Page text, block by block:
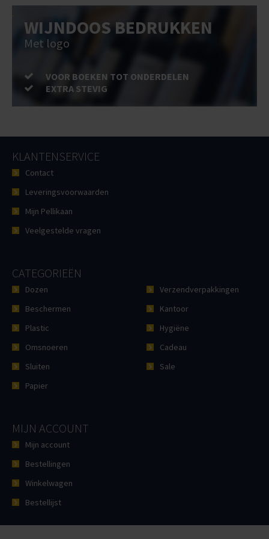
WIJNDOOS BEDRUKKEN
Met logo
VOOR BOEKEN TOT ONDERDELEN
EXTRA STEVIG
KLANTENSERVICE
Contact
Leveringsvoorwaarden
Mijn Pellikaan
Veelgestelde vragen
CATEGORIEËN
Dozen
Beschermen
Plastic
Omsnoeren
Sluiten
Papier
Verzendverpakkingen
Kantoor
Hygiëne
Cadeau
Sale
MIJN ACCOUNT
Mijn account
Bestellingen
Winkelwagen
Bestellijst